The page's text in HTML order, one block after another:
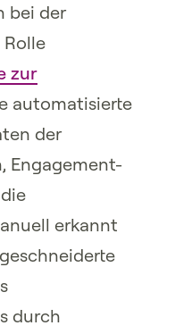
bei der
zur
automatisierte
der
Engagement-
erkannt
durch